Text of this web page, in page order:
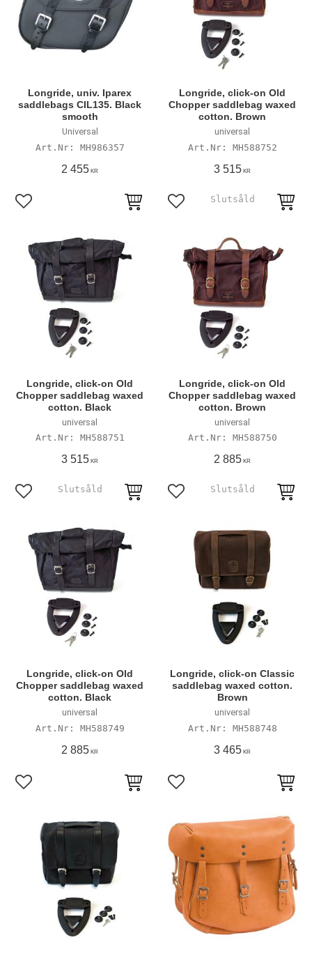
Longride, univ. Iparex
saddlebags CIL135. Black
smooth
Universal
MH986357
2 455 KR
Lägg till i favoriter
Longride, click-on Old
Chopper saddlebag waxed
cotton. Brown
universal
MH588752
3 515 KR
Lägg till i favoriter
Longride, click-on Old
Chopper saddlebag waxed
cotton. Black
universal
MH588751
3 515 KR
Lägg till i favoriter
Longride, click-on Old
Chopper saddlebag waxed
cotton. Brown
universal
MH588750
2 885 KR
Lägg till i favoriter
Longride, click-on Old
Chopper saddlebag waxed
cotton. Black
universal
MH588749
2 885 KR
Lägg till i favoriter
Longride, click-on Classic
saddlebag waxed cotton.
Brown
universal
MH588748
3 465 KR
Lägg till i favoriter